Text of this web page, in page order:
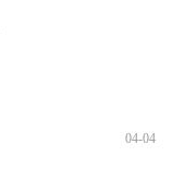
04-04